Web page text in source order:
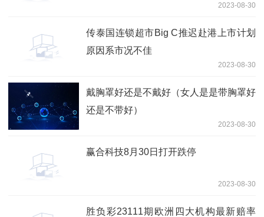
2023-08-30
传泰国连锁超市Big C推迟赴港上市计划
原因系市况不佳
2023-08-30
戴胸罩好还是不戴好（女人是是带胸罩好
还是不带好）
2023-08-30
赢合科技8月30日打开跌停
2023-08-30
胜负彩23111期欧洲四大机构最新赔率